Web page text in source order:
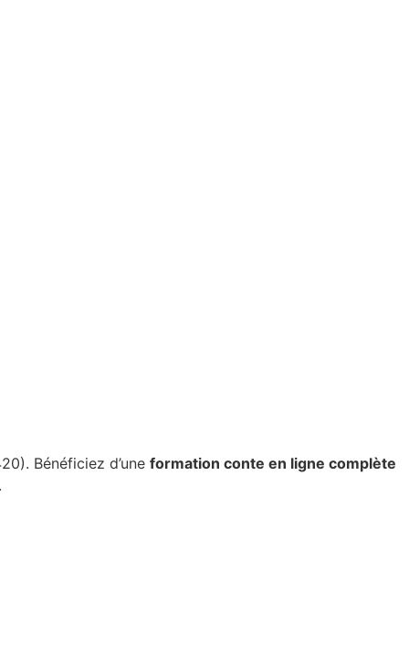
Bénéficiez d’une formation conte en ligne complète